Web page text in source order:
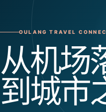
OULANG TRAVEL
从机场
到城市